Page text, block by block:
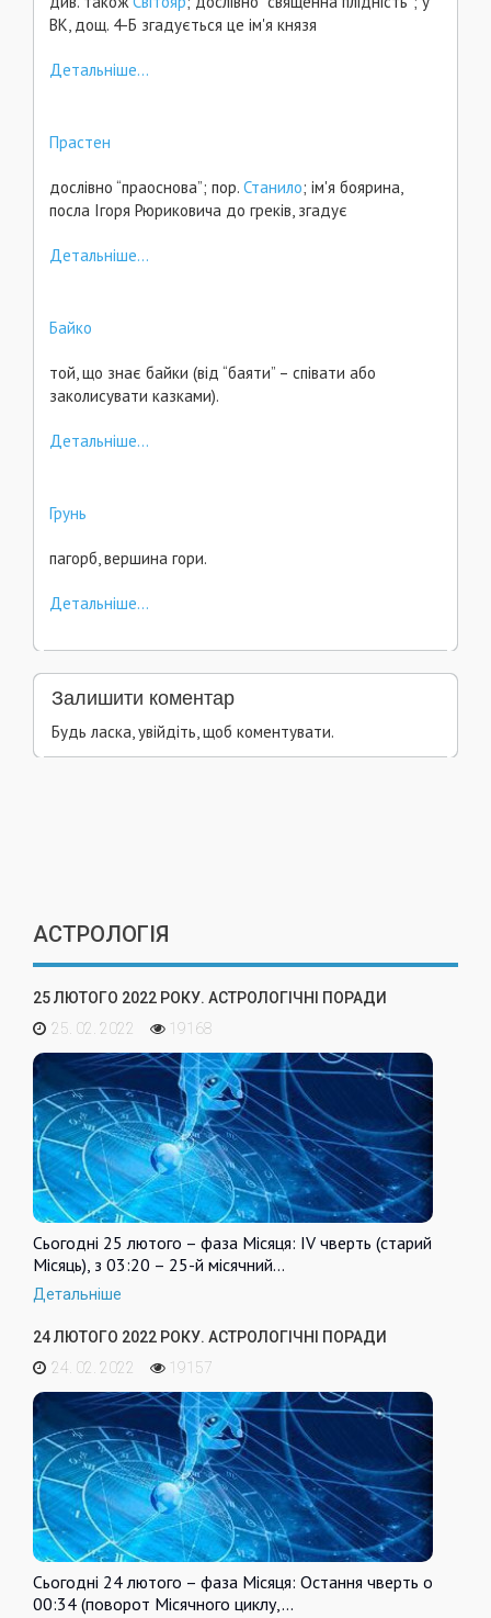
ВК, дощ. 4-Б згадується це ім'я князя
Детальніше...
Прастен
дослівно “праоснова”; пор. Станило; ім'я боярина,
посла Ігоря Рюриковича до греків, згадує
Детальніше...
Байко
той, що знає байки (від “баяти” – співати або
заколисувати казками).
Детальніше...
Грунь
пагорб, вершина гори.
Детальніше...
Залишити коментар
Будь ласка, увійдіть, щоб коментувати.
АСТРОЛОГІЯ
25 ЛЮТОГО 2022 РОКУ. АСТРОЛОГІЧНІ ПОРАДИ
25. 02. 2022
19168
Сьогодні 25 лютого – фаза Місяця: IV чверть (старий
Місяць), з 03:20 – 25-й місячний…
Детальніше
24 ЛЮТОГО 2022 РОКУ. АСТРОЛОГІЧНІ ПОРАДИ
24. 02. 2022
19157
Сьогодні 24 лютого – фаза Місяця: Остання чверть о
00:34 (поворот Місячного циклу,…